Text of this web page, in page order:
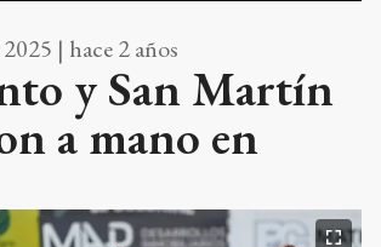
| hace 2 años
y San Martín
a mano en